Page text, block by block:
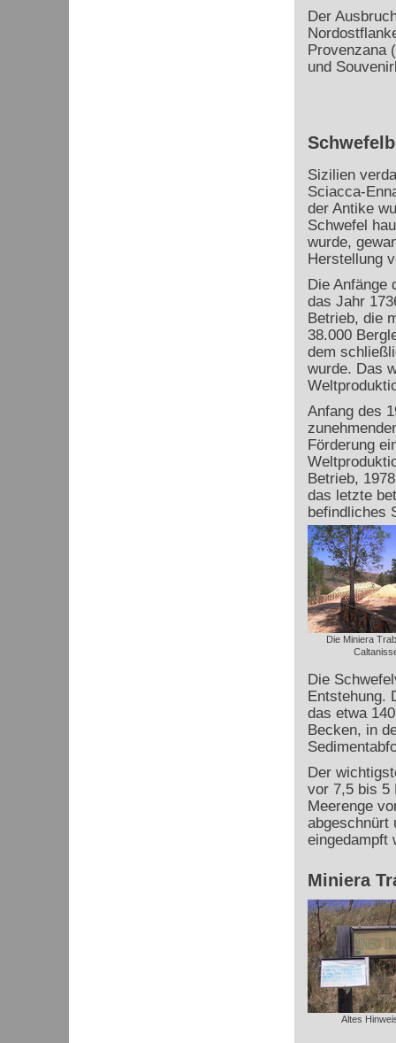
Der
Provenzana
und
Sizilien
Sciacca-
der Antike
Schwefel
wurde,
Herstellung
Die Anfänge
das Jahr
Betrieb, die
38.000
dem
wurde. Das
Anfang des
Förderung
Betrieb,
das letzte
befindliches
Die Miniera
Die
Entstehung.
das etwa
Becken, in
Der
vor 7,5 bis 5
Meerenge
abgeschnürt
eingedampft
Miniera
Altes